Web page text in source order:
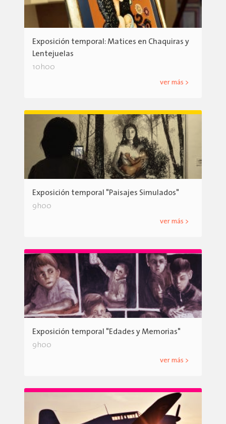
Exposición temporal: Matices en Chaquiras y
Lentejuelas
10h00
ver más >
Exposición temporal "Paisajes Simulados"
9h00
ver más >
Exposición temporal "Edades y Memorias"
9h00
ver más >